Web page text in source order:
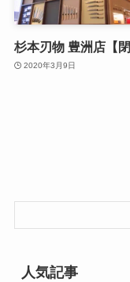
杉本刃物 豊洲店【閉
2020年3月9日
人気記事